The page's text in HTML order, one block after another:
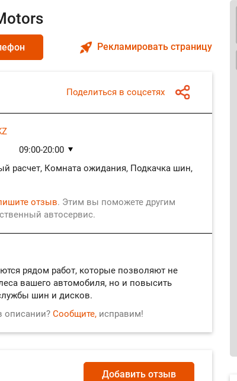
Рекламировать страницу
Поделиться в соцсетях
09:00-20:00
09:00-20:00
09:00-20:00
09:00-20:00
расчет, Комната ожидания, Подкачка шин,
отзыв. Этим вы поможете другим
автосервис.
рядом работ, которые позволяют не
вашего автомобиля, но и повысить
шин и дисков.
описании? Сообщите, исправим!
Добавить отзыв